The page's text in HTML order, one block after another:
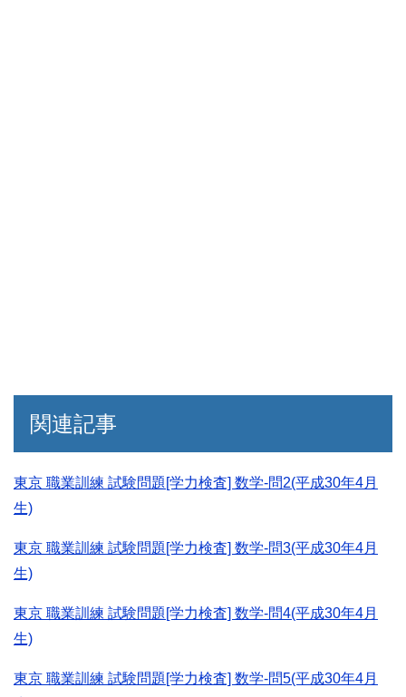
関連記事
東京 職業訓練 試験問題[学力検査] 数学-問2(平成30年4月
生)
東京 職業訓練 試験問題[学力検査] 数学-問3(平成30年4月
生)
東京 職業訓練 試験問題[学力検査] 数学-問4(平成30年4月
生)
東京 職業訓練 試験問題[学力検査] 数学-問5(平成30年4月